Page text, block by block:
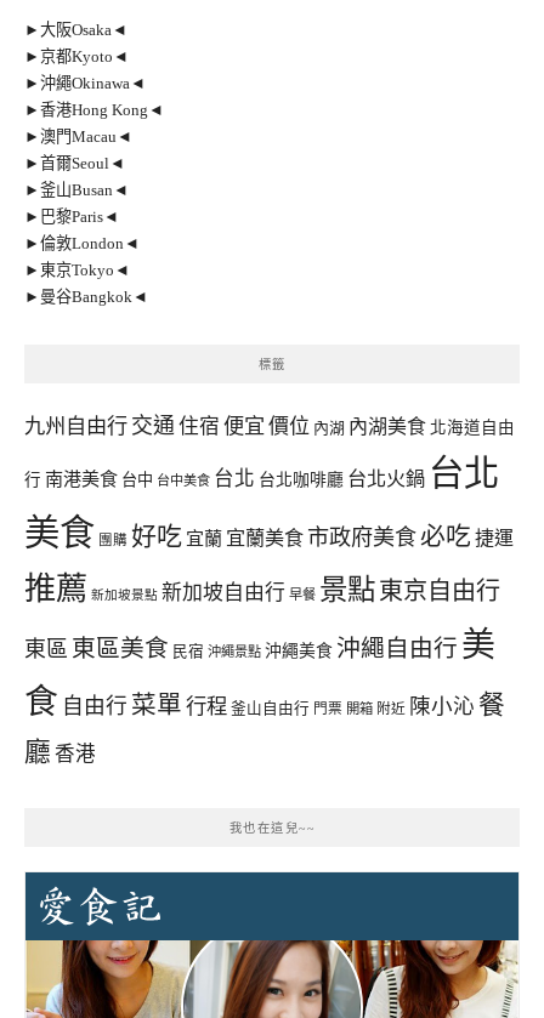
►大阪Osaka◄
►京都Kyoto◄
►沖繩Okinawa◄
►香港Hong Kong◄
►澳門Macau◄
►首爾Seoul◄
►釜山Busan◄
►巴黎Paris◄
►倫敦London◄
►東京Tokyo◄
►曼谷Bangkok◄
標籤
九州自由行 交通 住宿 便宜 價位 內湖 內湖美食 北海道自由
行 南港美食 台中 台中美食 台北 台北咖啡廳 台北火鍋 台北
美食 團購 好吃 宜蘭 宜蘭美食 市政府美食必吃 捷運
推薦 新加坡景點 新加坡自由行 早餐 景點東京自由行
東區 東區美食 民宿 沖繩景點 沖繩美食 沖繩自由行 美
食 自由行 菜單 行程 釜山自由行 門票 開箱 附近 陳小沁 餐
廳 香港
我也在這兒~~